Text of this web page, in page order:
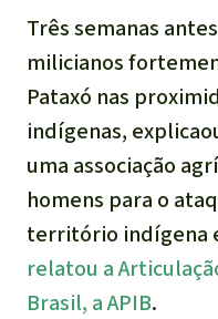
Três semanas
milicianos
Pataxó nas
indígenas,
uma associação
homens para o
território indígena
relatou a
Brasil, a APIB.